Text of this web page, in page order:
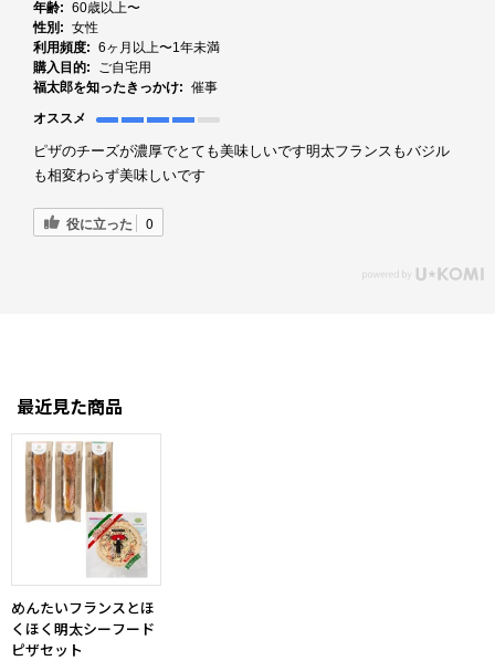
年齢: 60歳以上〜
性別: 女性
利用頻度: 6ヶ月以上〜1年未満
購入目的:
ご自宅用
福太郎を知ったきっかけ: 催事
オススメ
ピザのチーズが濃厚でとても美味しいです明太フランスもバジル
も相変わらず美味しいです
役に立った 0
最近見た商品
めんたいフランスとほ
くほく明太シーフード
ピザセット